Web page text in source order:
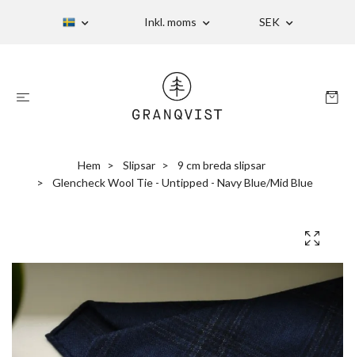
Inkl. moms SEK
Hem Slipsar
9 cm breda slipsar
Glencheck Wool Tie - Untipped - Navy Blue/Mid Blue